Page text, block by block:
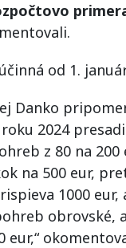
od 1.
Danko
2024
z 80 na 200
na 500 eur,
1000 eur,
obrovské,
eur,“